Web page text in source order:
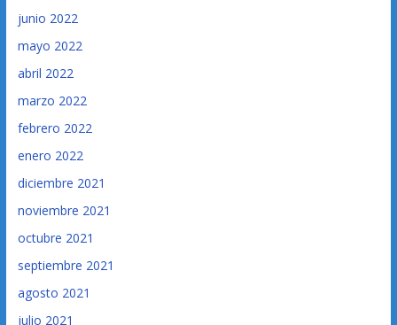
junio 2022
mayo 2022
abril 2022
marzo 2022
febrero 2022
enero 2022
diciembre 2021
noviembre 2021
octubre 2021
septiembre 2021
agosto 2021
julio 2021